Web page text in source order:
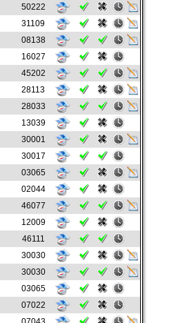
50222
31109
08138
16027
45202
28113
28033
13039
30001
30017
03065
02044
46077
12009
46111
30030
30030
03065
07022